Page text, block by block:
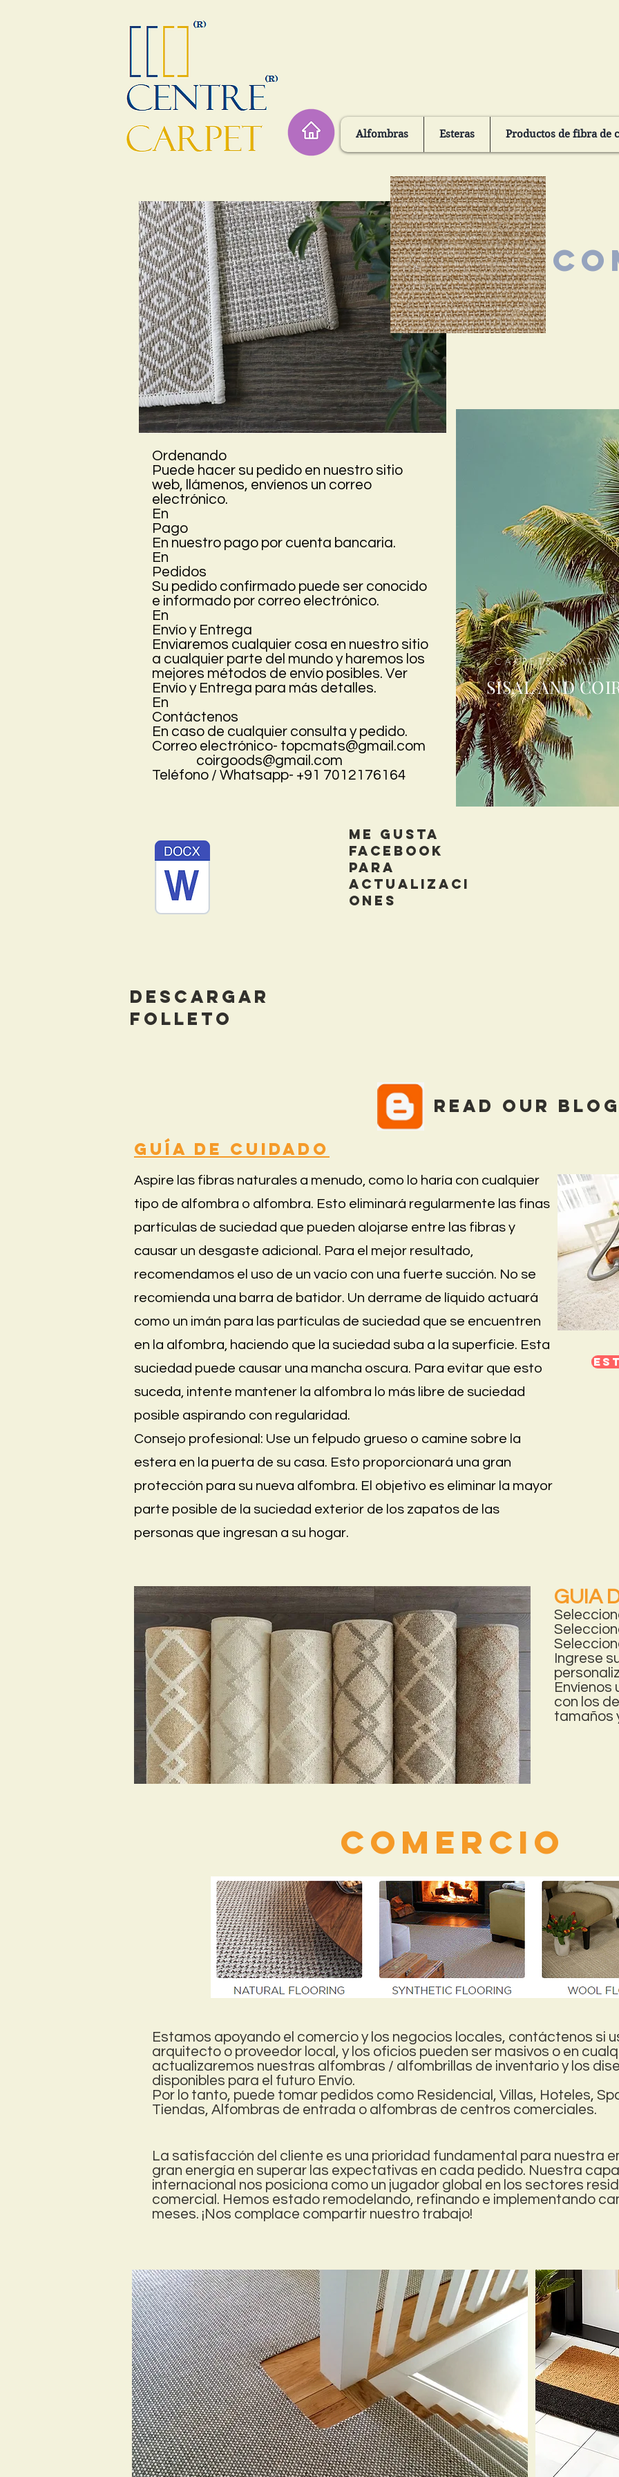
Alfombras Esteras Productos de fibra de
Ordenando
Puede hacer su pedido en nuestro sitio
web, llámenos, envíenos un correo
electrónico.
En
Pago
En nuestro pago por cuenta bancaria.
En
Pedidos
Su pedido confirmado puede ser conocido
e informado por correo electrónico.
En
Envío y Entrega
Enviaremos cualquier cosa en nuestro sitio
a cualquier parte del mundo y haremos los
mejores métodos de envío posibles. Ver
Envío y Entrega para más detalles.
En
Contáctenos
En caso de cualquier consulta y pedido.
Correo electrónico- topcmats@gmail.com
coirgoods@gmail.com
Teléfono / Whatsapp- +91 7012176164
CARPETS & MATS
SISAL AND
Me gusta
facebook
para
actualizaci
ones
Descargar
folleto
Read our
Guía de cuidado
Aspire las fibras naturales a menudo, como lo haría con cualquier
tipo de alfombra o alfombra. Esto eliminará regularmente las finas
partículas de suciedad que pueden alojarse entre las fibras y
causar un desgaste adicional. Para el mejor resultado,
recomendamos el uso de un vacío con una fuerte succión. No se
recomienda una barra de batidor. Un derrame de líquido actuará
como un imán para las partículas de suciedad que se encuentren
en la alfombra, haciendo que la suciedad suba a la superficie. Esta
suciedad puede causar una mancha oscura. Para evitar que esto
suceda, intente mantener la alfombra lo más libre de suciedad
posible aspirando con regularidad.
Consejo profesional: Use un felpudo grueso o camine sobre la
estera en la puerta de su casa. Esto proporcionará una gran
protección para su nueva alfombra. El objetivo es eliminar la mayor
parte posible de la suciedad exterior de los zapatos de las
personas que ingresan a su hogar.
GUIA
Ingrese
Envíenos
con los
tamaños
Comercio
Estamos apoyando el comercio y los negocios locales, contáctenos si
arquitecto o proveedor local, y los oficios pueden ser masivos o en
actualizaremos nuestras alfombras / alfombrillas de inventario y los
disponibles para el futuro Envío.
Por lo tanto, puede tomar pedidos como Residencial, Villas, Hoteles,
Tiendas, Alfombras de entrada o alfombras de centros comerciales.
La satisfacción del cliente es una prioridad fundamental para nuestra
gran energía en superar las expectativas en cada pedido. Nuestra
internacional nos posiciona como un jugador global en los sectores
comercial. Hemos estado remodelando, refinando e implementando
meses. ¡Nos complace compartir nuestro trabajo!